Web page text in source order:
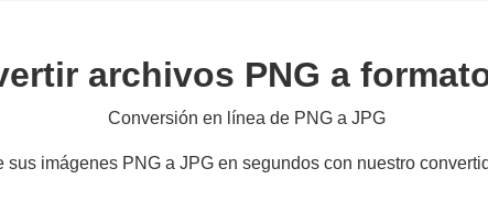
archivos PNG a
Conversión en línea de PNG a JPG
sus imágenes PNG a JPG en segundos con nuestro